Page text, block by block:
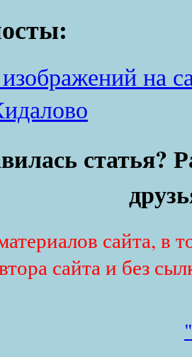
на
статья?
сайта, в
сайта и без